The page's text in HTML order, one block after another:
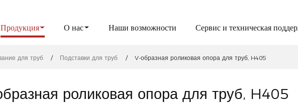
Продукция О нас Наши возможности Сервис и техническая
для труб Подставки для труб V-образная роликовая опора для труб, H405
роликовая опора для труб, H405